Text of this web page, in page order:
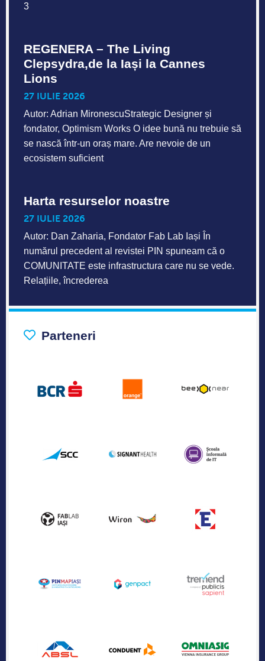
3
REGENERA – The Living
Clepsydra,de la Iași la Cannes
Lions
27 IULIE 2026
Autor: Adrian MironescuStrategic Designer și
fondator, Optimism Works O idee bună nu trebuie să
se nască într-un oraș mare. Are nevoie de un
ecosistem suficient
Harta resurselor noastre
27 IULIE 2026
Autor: Dan Zaharia, Fondator Fab Lab Iași În
numărul precedent al revistei PIN spuneam că o
COMUNITATE este infrastructura care nu se vede.
Relațiile, încrederea
Parteneri